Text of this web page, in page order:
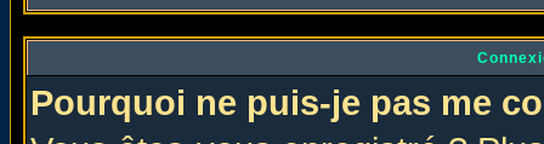
Pourquoi ne puis-je pas me